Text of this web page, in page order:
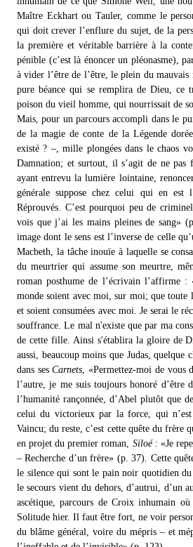
Maître Eckhart ou Tauler, comme le
qui doit crever l’enflure du sujet, de la
la première et véritable barrière à la
pénible (c’est là énoncer un pléonasme),
à vider l’être de l’être, le plein du mauvais
pure béance qui se remplira de Dieu, ce
poison du vieil homme, qui nourrissait de
Mais, pour un parcours accompli dans le
de la magie de conte de la Légende
existé ? –, mille plongées dans le chaos
Damnation; et surtout, il s’agit de ne pas
ayant entrevu la lumière lointaine,
générale suppose chez celui qui en est
Réprouvés. C’est pourquoi peu de
vois que j’ai les mains pleines de sang»
image dont le sens est l’inverse de celle
Macbeth, la tâche inouïe à laquelle se
du meurtrier qui assume son meurtre,
roman posthume de l’écrivain l’affirme
monde soient avec moi, sur moi; que
et soient consumées avec moi. Je serai le
souffrance. Le mal n'existe que par ma
de cette fille. Ainsi s'établira la gloire de
aussi, beaucoup moins que Judas,
dans sesCarnets , «Permettez-moi de
l’autre, je me suis toujours honoré d’être
l’humanité rançonnée, d’Abel plutôt que
celui du victorieux par la force, qui
Vaincu; du reste, c’est cette quête du frère
en projet du premier roman, Siloé: «Je
– Recherche d’un frère» (p. 37). Cette
le silence qui sont le pain noir quotidien
le secours vient du dehors, d’autrui, d’un
ascétique, parcours de Croix inhumain
Solitude hier. Il faut être fort, ne voir
du blâme général, voire du mépris – et